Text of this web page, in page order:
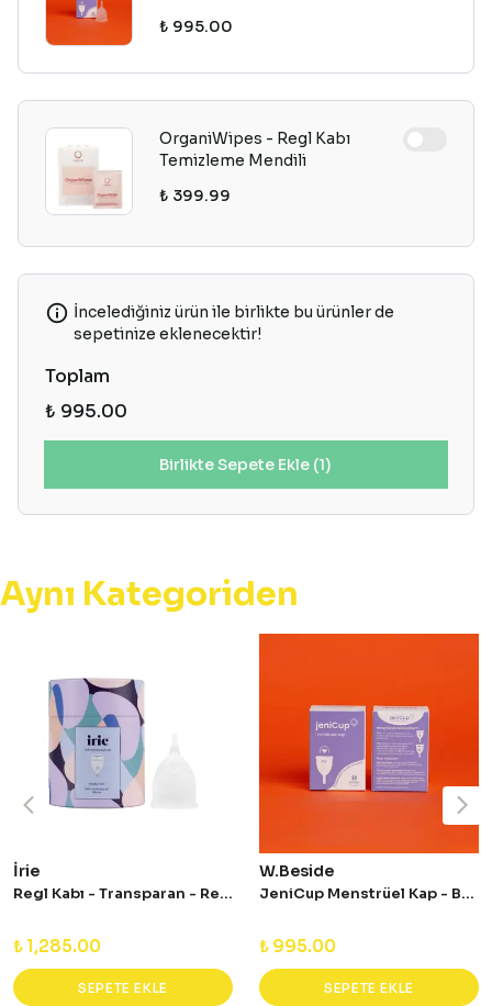
₺ 995.00
OrganiWipes - Regl Kabı
Temizleme Mendili
₺ 399.99
İncelediğiniz ürün ile birlikte bu ürünler de
sepetinize eklenecektir!
Toplam
₺ 995.00
Birlikte Sepete Ekle (1)
Aynı Kategoriden
İrie
Regl Kabı - Transparan - Regular
₺ 1,285.00
SEPETE EKLE
W.Beside
JeniCup Menstrüel Kap - Boy 2
₺ 995.00
SEPETE EKLE